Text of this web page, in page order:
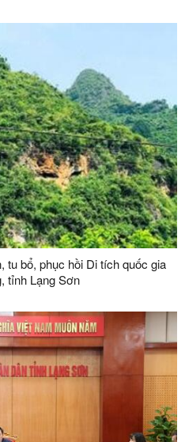
tu bổ, phục hồi Di tích quốc gia
tỉnh Lạng Sơn